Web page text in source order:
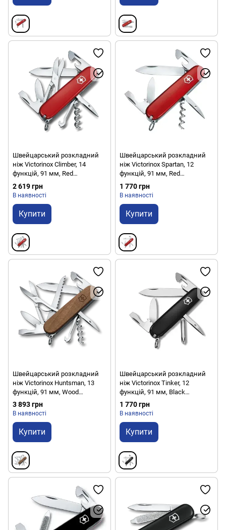
Швейцарський розкладний
ніж Victorinox Climber, 14
функцій, 91 мм, Red
(VKX1.3703)
2 619 грн
В наявності
Купити
Швейцарський розкладний
ніж Victorinox Spartan, 12
функцій, 91 мм, Red
(VKX13603)
1 770 грн
В наявності
Купити
Швейцарський розкладний
ніж Victorinox Huntsman, 13
функцій, 91 мм, Wood
(VKX13711.63)
3 893 грн
В наявності
Купити
Швейцарський розкладний
ніж Victorinox Tinker, 12
функцій, 91 мм, Black
(VKX14603.3)
1 770 грн
В наявності
Купити